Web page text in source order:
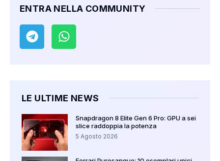
ENTRA NELLA COMMUNITY
LE ULTIME NEWS
Snapdragon 8 Elite Gen 6 Pro: GPU a sei
slice raddoppia la potenza
5 Agosto 2026